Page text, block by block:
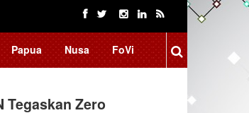
Papua Nusa FoVi
Tegaskan Zero